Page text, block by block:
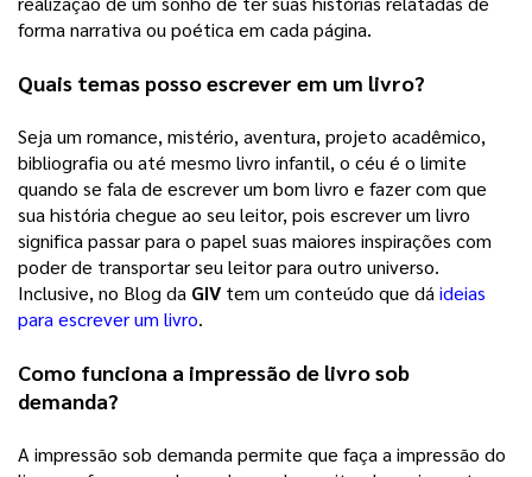
forma narrativa ou poética em cada página.
Quais temas posso escrever em um livro?
Seja um romance, mistério, aventura, projeto acadêmico,
bibliografia ou até mesmo livro infantil, o céu é o limite
quando se fala de escrever um bom livro e fazer com que
sua história chegue ao seu leitor, pois escrever um livro
significa passar para o papel suas maiores inspirações com
poder de transportar seu leitor para outro universo.
Inclusive, no Blog da GIV tem um conteúdo que dá ideias
para escrever um livro.
Como funciona a impressão de livro sob
demanda?
A impressão sob demanda permite que faça a impressão do